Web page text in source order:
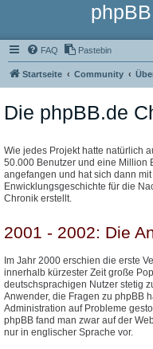
FAQ Pastebin
Startseite Community
Die phpBB.de
Wie jedes Projekt hatte natürlich
50.000 Benutzer und eine Million
angefangen und hat sich dann
Enwicklungsgeschichte für die
Chronik erstellt.
2001 - 2002: Die
Im Jahr 2000 erschien die erste
innerhalb kürzester Zeit große
deutschsprachigen Nutzer stetig
Anwender, die Fragen zu phpBB
Administration auf Probleme
phpBB fand man zwar auf der
nur in englischer Sprache vor.